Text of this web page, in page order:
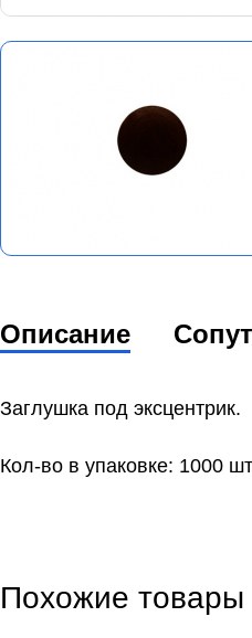
Описание
Заглушка под эксцентрик.
Кол-во в упаковке: 1000
Похожие товары